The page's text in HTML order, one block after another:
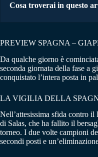
Cosa troverai in questo
PREVIEW SPAGNA –
Da qualche giorno è
seconda giornata della fase a
conquistato l’intera posta in
LA VIGILIA DELLA
Nell’attesissima sfida contro
di Salas, che ha fallito il
torneo. I due volte campioni
secondi posti e